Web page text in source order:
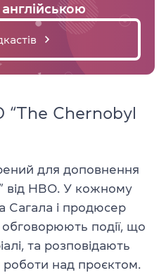
“The Chernobyl
для доповнення
від HBO. У кожному
Сагала і продюсер
події, що
та розповідають
роботи над проєктом.